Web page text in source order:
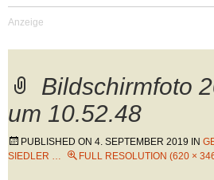
Bildschirmfoto
um 10.52.48
PUBLISHED ON 4. SEPTEMBER 2019 IN
SIEDLER …
FULL RESOLUTION (620 ×